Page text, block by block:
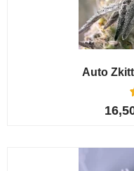
Auto
5